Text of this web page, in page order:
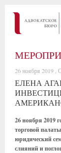
26 ноября 2019 ,
ЕЛЕНА
26 ноября 2019
торговой
юридический
слияний и